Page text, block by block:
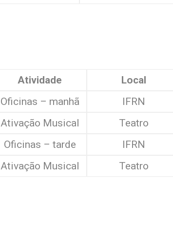
Atividade
Local
Oficinas – manhã
IFRN
Ativação Musical
Teatro
Oficinas – tarde
IFRN
Ativação Musical Teatro